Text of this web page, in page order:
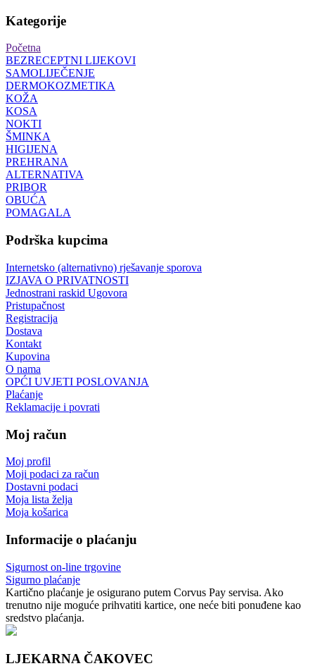
Kategorije
Početna
BEZRECEPTNI LIJEKOVI
SAMOLIJEČENJE
DERMOKOZMETIKA
KOŽA
KOSA
NOKTI
ŠMINKA
HIGIJENA
PREHRANA
ALTERNATIVA
PRIBOR
OBUĆA
POMAGALA
Podrška kupcima
Internetsko (alternativno) rješavanje sporova
IZJAVA O PRIVATNOSTI
Jednostrani raskid Ugovora
Pristupačnost
Registracija
Dostava
Kontakt
Kupovina
O nama
OPĆI UVJETI POSLOVANJA
Plaćanje
Reklamacije i povrati
Moj račun
Moj profil
Moji podaci za račun
Dostavni podaci
Moja lista želja
Moja košarica
Informacije o plaćanju
Sigurnost on-line trgovine
Sigurno plaćanje
Kartično plaćanje je osigurano putem Corvus Pay servisa. Ako
trenutno nije moguće prihvatiti kartice, one neće biti ponuđene kao
sredstvo plaćanja.
LJEKARNA ČAKOVEC